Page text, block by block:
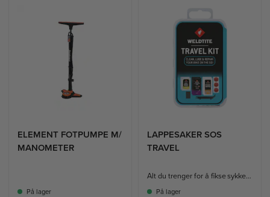
ELEMENT FOTPUMPE M/
MANOMETER
På lager
LAPPESAKER SOS
TRAVEL
Alt du trenger for å fikse sykkelen på farten!
På lager